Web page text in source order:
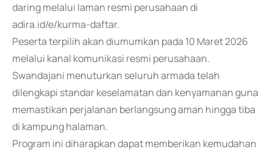
daring melalui laman resmi perusahaan di
adira.id/e/kurma-daftar.
Peserta terpilih akan diumumkan pada 10 Maret 2026
melalui kanal komunikasi resmi perusahaan.
Swandajani menuturkan seluruh armada telah
dilengkapi standar keselamatan dan kenyamanan guna
memastikan perjalanan berlangsung aman hingga tiba
di kampung halaman.
Program ini diharapkan dapat memberikan kemudahan